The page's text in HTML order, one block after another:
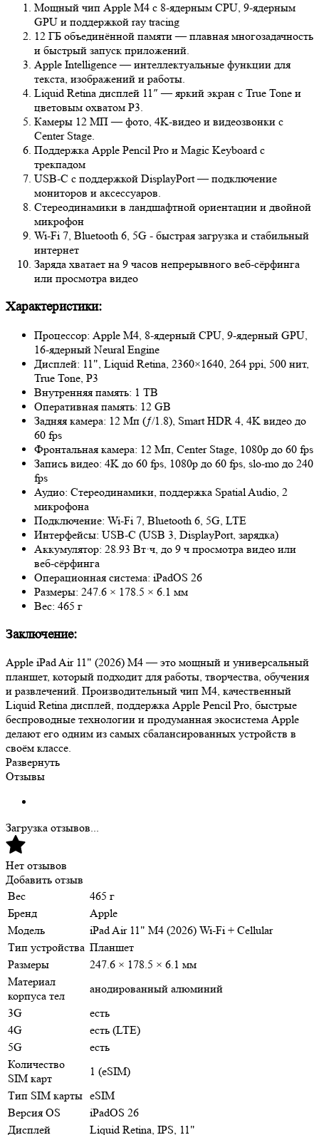
Мощный чип Apple M4 с 8‑ядерным CPU, 9‑ядерным
GPU и поддержкой ray tracing
12 ГБ объединённой памяти — плавная многозадачность
и быстрый запуск приложений.
Apple Intelligence — интеллектуальные функции для
текста, изображений и работы.
Liquid Retina дисплей 11″ — яркий экран с True Tone и
цветовым охватом P3.
Камеры 12 МП — фото, 4K-видео и видеозвонки с
Center Stage.
Поддержка Apple Pencil Pro и Magic Keyboard с
трекпадом
USB-C с поддержкой DisplayPort — подключение
мониторов и аксессуаров.
Стереодинамики в ландшафтной ориентации и двойной
микрофон
Wi‑Fi 7, Bluetooth 6, 5G - быстрая загрузка и стабильный
интернет
Заряда хватает на 9 часов непрерывного веб-сёрфинга
или просмотра видео
Характеристики:
Процессор: Apple M4, 8‑ядерный CPU, 9‑ядерный GPU,
16‑ядерный Neural Engine
Дисплей: 11", Liquid Retina, 2360×1640, 264 ppi, 500 нит,
True Tone, P3
Внутренняя память: 1 TB
Оперативная память: 12 GB
Задняя камера: 12 Мп (ƒ/1.8), Smart HDR 4, 4K видео до
60 fps
Фронтальная камера: 12 Мп, Center Stage, 1080p до 60 fps
Запись видео: 4K до 60 fps, 1080p до 60 fps, slo-mo до 240
fps
Аудио: Стереодинамики, поддержка Spatial Audio, 2
микрофона
Подключение: Wi‑Fi 7, Bluetooth 6, 5G, LTE
Интерфейсы: USB-C (USB 3, DisplayPort, зарядка)
Аккумулятор: 28.93 Вт·ч, до 9 ч просмотра видео или
веб-сёрфинга
Операционная система: iPadOS 26
Размеры: 247.6 × 178.5 × 6.1 мм
Вес: 465 г
Заключение:
Apple iPad Air 11" (2026) M4 — это мощный и универсальный
планшет, который подходит для работы, творчества, обучения
и развлечений. Производительный чип M4, качественный
Liquid Retina дисплей, поддержка Apple Pencil Pro, быстрые
беспроводные технологии и продуманная экосистема Apple
делают его одним из самых сбалансированных устройств в
своём классе.
Развернуть
Отзывы
Загрузка отзывов...
Нет отзывов
Добавить отзыв
Вес
465 г
Бренд
Apple
Модель
iPad Air 11" M4 (2026) Wi-Fi + Cellular
Тип устройства Планшет
Размеры
247.6 × 178.5 × 6.1 мм
Материал
корпуса тел
анодированный алюминий
3G
есть
4G
есть (LTE)
5G
есть
Количество
SIM карт
1 (eSIM)
Тип SIM карты eSIM
Версия OS
iPadOS 26
Дисплей
Liquid Retina, IPS, 11"